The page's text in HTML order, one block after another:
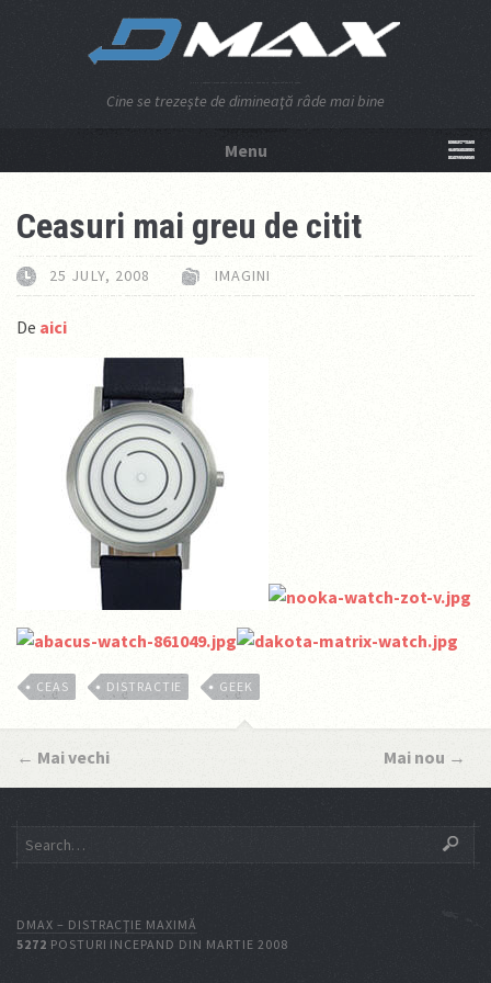
Cine se trezeşte de dimineaţă râde mai bine
Menu
Ceasuri mai greu de citit
25 JULY, 2008 IMAGINI
De aici
CEAS DISTRACTIE GEEK
← Mai vechi Mai nou →
DMAX – DISTRACŢIE MAXIMĂ
5272 POSTURI INCEPAND DIN MARTIE 2008